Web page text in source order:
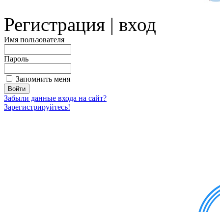
Регистрация | вход
Имя пользователя
Пароль
Запомнить меня
Забыли данные входа на сайт?
Зарегистрируйтесь!